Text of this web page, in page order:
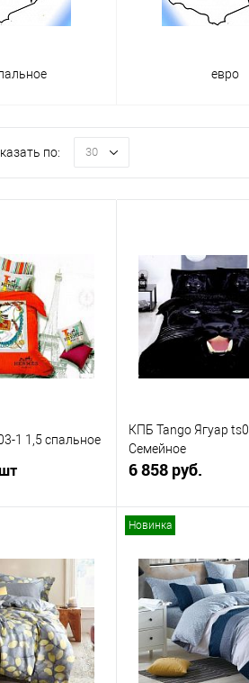
евро
по: 30
1 1,5 спальное
Сравнение
В наличии
КПБ Tango Ягуар
Семейное
6 858 руб.
Купить в 1 клик
В избранное
Новинка